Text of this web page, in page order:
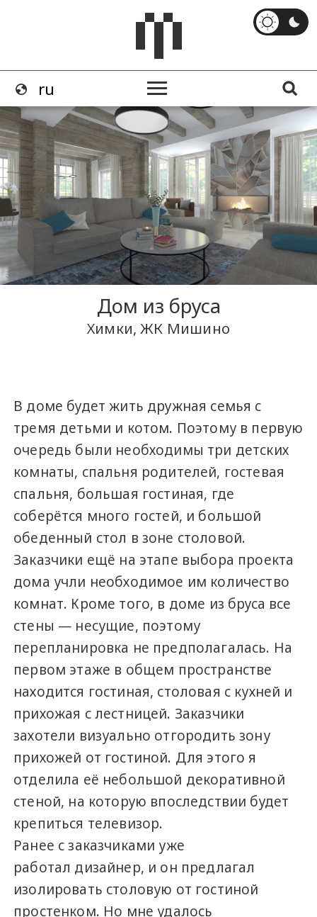
Дом из бруса
Химки, ЖК Мишино
В доме будет жить дружная семья с
тремя детьми и котом. Поэтому в первую
очередь были необходимы три детских
комнаты, спальня родителей, гостевая
спальня, большая гостиная, где
соберётся много гостей, и большой
обеденный стол в зоне столовой.
Заказчики ещё на этапе выбора проекта
дома учли необходимое им количество
комнат. Кроме того, в доме из бруса все
стены — несущие, поэтому
перепланировка не предполагалась. На
первом этаже в общем пространстве
находится гостиная, столовая с кухней и
прихожая с лестницей. Заказчики
захотели визуально отгородить зону
прихожей от гостиной. Для этого я
отделила её небольшой декоративной
стеной, на которую впоследствии будет
крепиться телевизор.
Ранее с заказчиками уже
работал дизайнер, и он предлагал
изолировать столовую от гостиной
простенком. Но мне удалось